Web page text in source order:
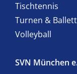
Tischtennis
Turnen & Ballett
Volleyball
SVN München